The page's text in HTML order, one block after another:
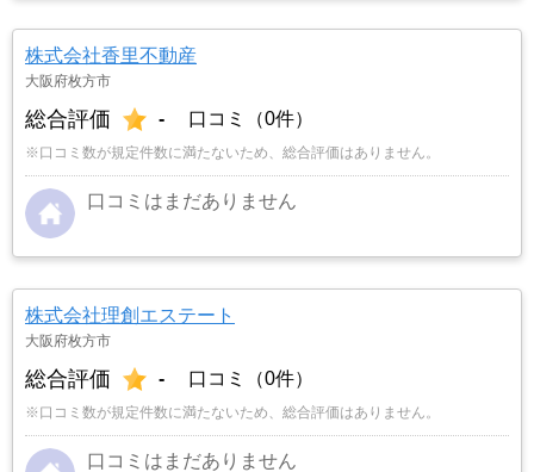
株式会社香里不動産
大阪府枚方市
総合評価 - 口コミ（0件）
※口コミ数が規定件数に満たないため、総合評価はありません。
口コミはまだありません
株式会社理創エステート
大阪府枚方市
総合評価 - 口コミ（0件）
※口コミ数が規定件数に満たないため、総合評価はありません。
口コミはまだありません